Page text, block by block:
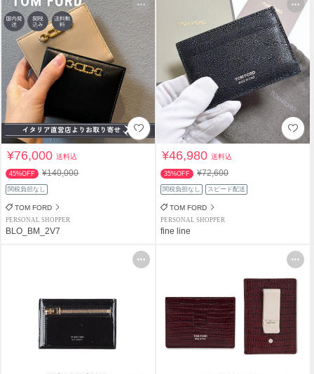
¥76,000送料込
45%OFF ¥140,000
関税負担なし
TOM FORD
PERSONAL SHOPPER
BLO_BM_2V7
¥46,980送料込
35%OFF ¥72,600
関税負担なし スピード配送
TOM FORD
PERSONAL SHOPPER
fine line